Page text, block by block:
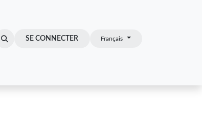
SE CONNECTER Français